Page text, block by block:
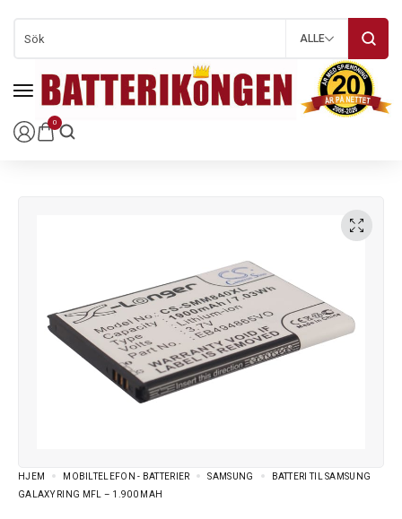
0
ALLE
HJEM MOBILTELEFON - BATTERIER SAMSUNG
BATTERI TIL SAMSUNG
GALAXY RING MFL – 1.900 MAH